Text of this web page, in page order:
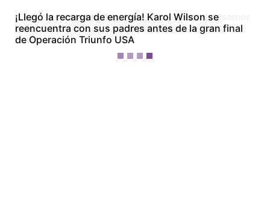
¡La Bichota está dolida! Karol G le canta al desamor
en su nuevo álbum ‘No me arrepiento de sentir
tanto’